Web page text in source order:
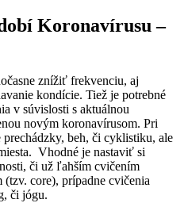
Koronavírusu –
znížiť frekvenciu, aj
kondície. Tiež je potrebné
v súvislosti s aktuálnou
novým koronavírusom. Pri
beh, či cyklistiku, ale
Vhodné je nastaviť si
či už ľahším cvičením
core), prípadne cvičenia
či jógu.